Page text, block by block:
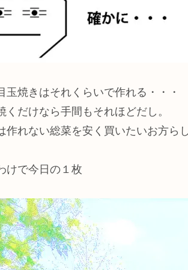
玉焼きはそれくらいで作れる・・・
くだけなら手間もそれほどだし。
作れない総菜を安く買いたいお方ら
けで今日の１枚